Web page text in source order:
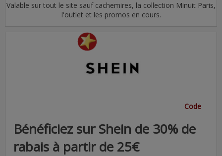
Valable sur tout le site sauf cachemires, la collection Minuit Paris,
l'outlet et les promos en cours.
Code
Bénéficiez sur Shein de 30% de
rabais à partir de 25€